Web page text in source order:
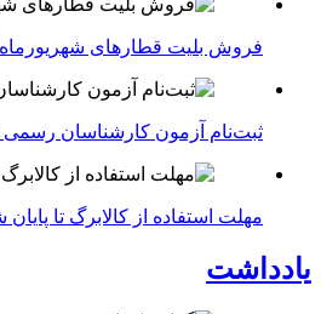
فروش بلیت قطارهای شهریورماه
ثبت‌نام آزمون کارشناسان رسمی دادگستری
مهلت استفاده از کالابرگ تا
یادداشت